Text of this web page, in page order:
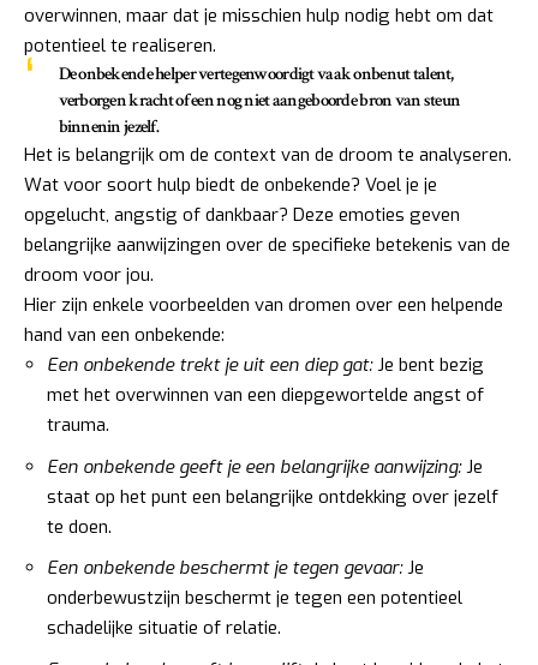
overwinnen, maar dat je misschien hulp nodig hebt om dat
potentieel te realiseren.
De onbekende helper vertegenwoordigt vaak onbenut talent,
verborgen kracht of een nog niet aangeboorde bron van steun
binnenin jezelf.
Het is belangrijk om de context van de droom te analyseren.
Wat voor soort hulp biedt de onbekende? Voel je je
opgelucht, angstig of dankbaar? Deze emoties geven
belangrijke aanwijzingen over de specifieke betekenis van de
droom voor jou.
Hier zijn enkele voorbeelden van dromen over een helpende
hand van een onbekende:
Een onbekende trekt je uit een diep gat:Je bent bezig
met het overwinnen van een diepgewortelde angst of
trauma.
Een onbekende geeft je een belangrijke aanwijzing:Je
staat op het punt een belangrijke ontdekking over jezelf
te doen.
Een onbekende beschermt je tegen gevaar:Je
onderbewustzijn beschermt je tegen een potentieel
schadelijke situatie of relatie.